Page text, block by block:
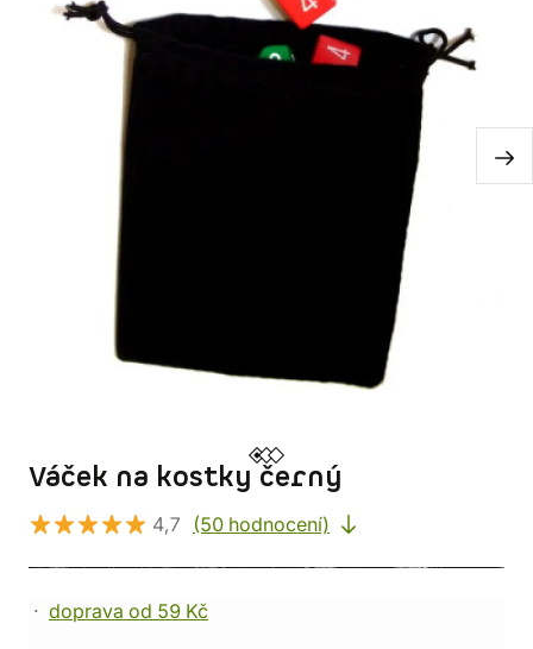
Váček na kostky černý
4,7 (50 hodnocení)
doprava od 59 Kč